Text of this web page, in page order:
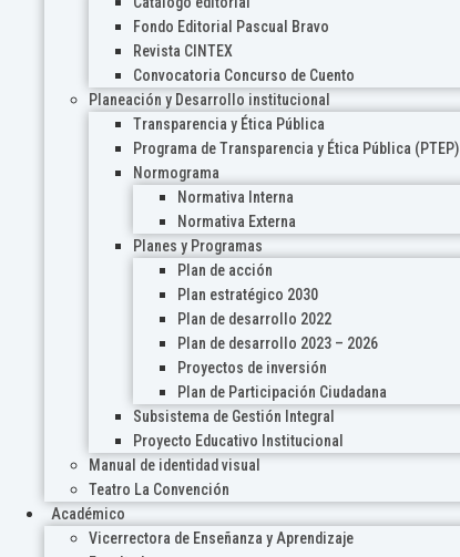
Fondo Editorial Pascual Bravo
Revista CINTEX
Convocatoria Concurso de Cuento
Planeación y Desarrollo institucional
Transparencia y Ética Pública
Programa de Transparencia y Ética Pública (PTEP)
Normograma
Normativa Interna
Normativa Externa
Planes y Programas
Plan de acción
Plan estratégico 2030
Plan de desarrollo 2022
Plan de desarrollo 2023 – 2026
Proyectos de inversión
Plan de Participación Ciudadana
Subsistema de Gestión Integral
Proyecto Educativo Institucional
Manual de identidad visual
Teatro La Convención
Académico
Vicerrectora de Enseñanza y Aprendizaje